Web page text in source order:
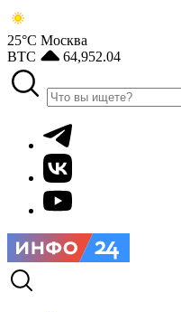
25°С Москва
BTC
64,952.04